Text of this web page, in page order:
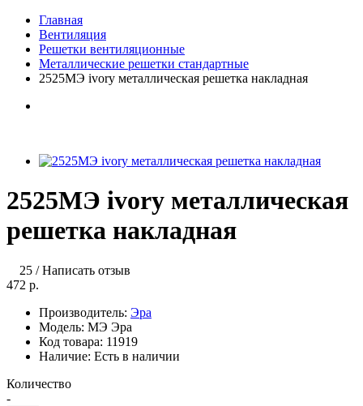
Главная
Вентиляция
Решетки вентиляционные
Металлические решетки стандартные
2525МЭ ivory металлическая решетка накладная
2525МЭ ivory металлическая
решетка накладная
25 /Написать отзыв
472 р.
Производитель: Эра
Модель: МЭ Эра
Код товара: 11919
Наличие: Есть в наличии
Количество
-